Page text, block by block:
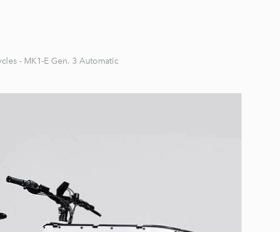
- MK1-E Gen. 3 Automatic